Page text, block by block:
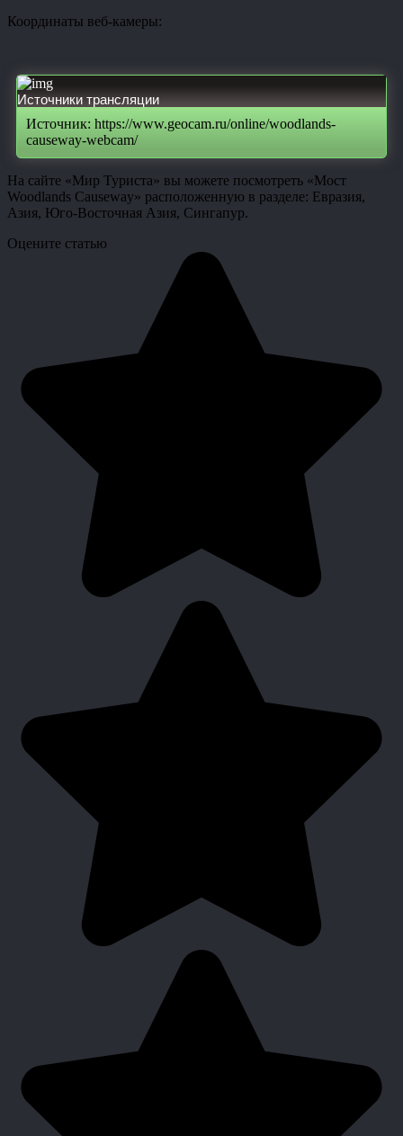
Координаты веб-камеры:
Источники трансляции
Источник: https://www.geocam.ru/online/woodlands-
causeway-webcam/
На сайте «Мир Туриста» вы можете посмотреть «Мост
Woodlands Causeway» расположенную в разделе: Евразия,
Азия, Юго-Восточная Азия, Сингапур.
Оцените статью